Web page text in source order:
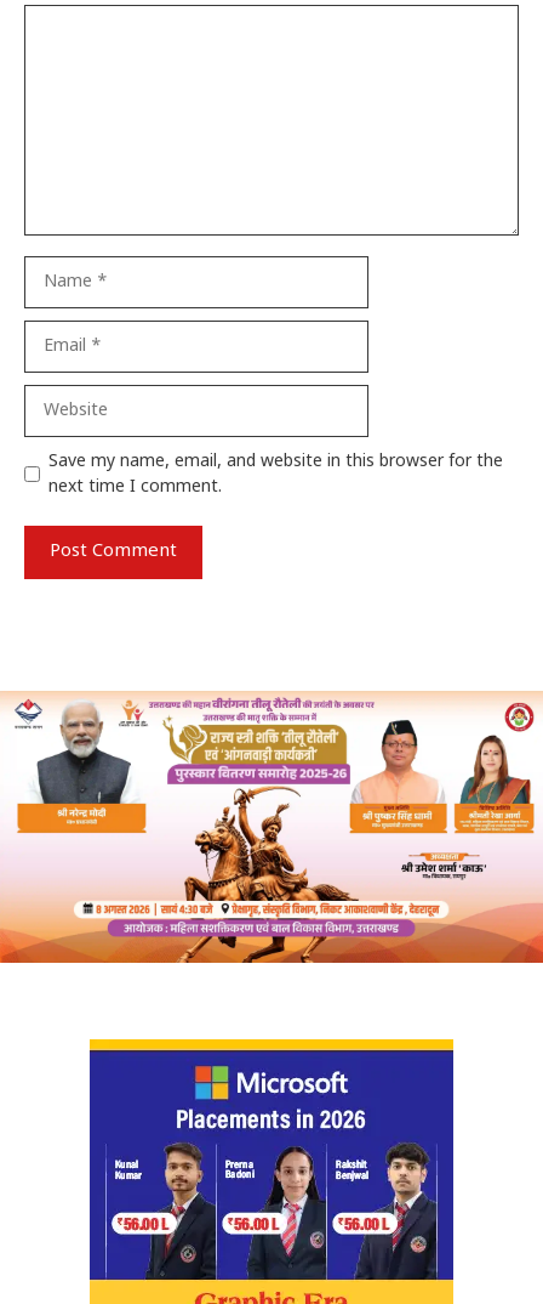
Save my name, email, and website in this browser for the
next time I comment.